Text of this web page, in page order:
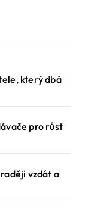
který dbá
pro růst
vzdát a